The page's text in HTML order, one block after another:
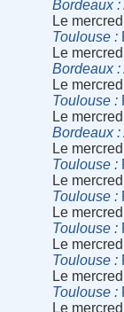
Bordeaux
Le
Toulouse
Le
Bordeaux
Le
Toulouse
Le
Bordeaux
Le
Toulouse
Le
Toulouse
Le
Toulouse
Le
Toulouse
Le
Toulouse
Le